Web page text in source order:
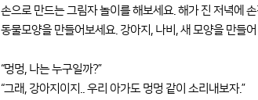
손으로 만드는 그림자 놀이를 해보세요. 해가 진 저녁에
동물모양을 만들어보세요. 강아지, 나비, 새 모양을 만들
“멍멍, 나는 누구일까?”
“그래, 강아지이지.. 우리 아가도 멍멍 같이 소리내보자.”